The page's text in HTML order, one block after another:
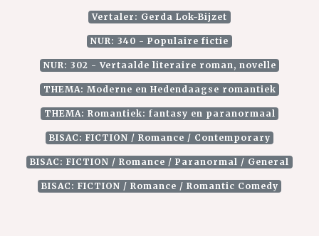
Vertaler: Gerda Lok-Bijzet
NUR: 340 - Populaire fictie
NUR: 302 - Vertaalde literaire roman, novelle
THEMA: Moderne en Hedendaagse romantiek
THEMA: Romantiek: fantasy en paranormaal
BISAC: FICTION / Romance / Contemporary
BISAC: FICTION / Romance / Paranormal / General
BISAC: FICTION / Romance / Romantic Comedy